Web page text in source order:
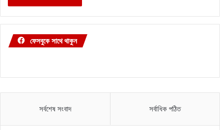
ফেসবুকে সাথে থাকুন
সর্বশেষ সংবাদ সর্বাধিক পঠিত